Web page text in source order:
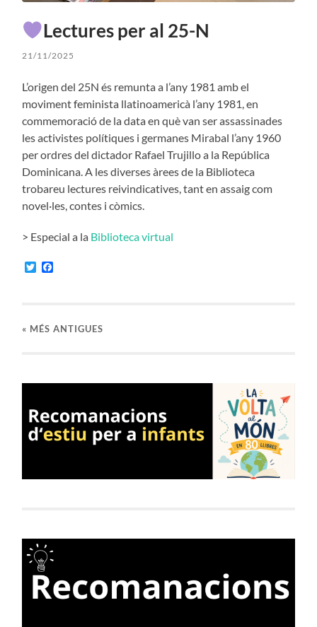
Lectures per al 25-N
21/11/2025
L’origen del 25N és remunta a l’any 1981 amb el
moviment feminista llatinoamericà l’any 1981, en
commemoració de la data en què van ser assassinades
les activistes polítiques i germanes Mirabal l’any 1960
per ordres del dictador Rafael Trujillo a la República
Dominicana. A les diverses àrees de la Biblioteca
trobareu lectures reivindicatives, tant en assaig com
novel·les, contes i còmics.
> Especial a la Biblioteca virtual
Twitter
« MÉS ANTIGUES